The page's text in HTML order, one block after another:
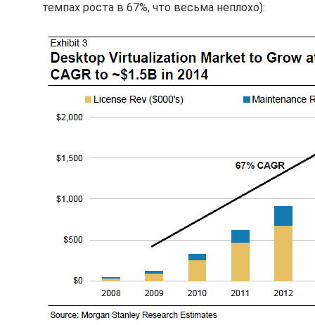
темпах роста в 67%, что весьма неплохо):